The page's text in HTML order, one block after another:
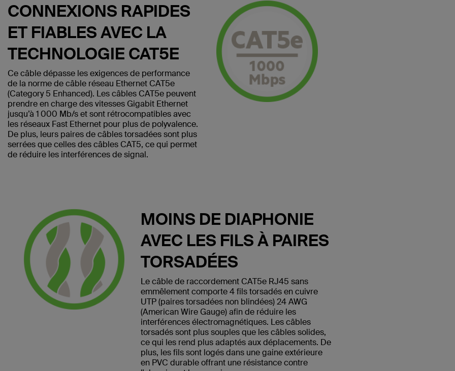
CONNEXIONS RAPIDES
ET FIABLES AVEC LA
TECHNOLOGIE CAT5E
Ce câble dépasse les exigences de performance
de la norme de câble réseau Ethernet CAT5e
(Category 5 Enhanced). Les câbles CAT5e peuvent
prendre en charge des vitesses Gigabit Ethernet
jusqu’à 1 000 Mb/s et sont rétrocompatibles avec
les réseaux Fast Ethernet pour plus de polyvalence.
De plus, leurs paires de câbles torsadées sont plus
serrées que celles des câbles CAT5, ce qui permet
de réduire les interférences de signal.
MOINS DE DIAPHONIE
AVEC LES FILS À PAIRES
TORSADÉES
Le câble de raccordement CAT5e RJ45 sans
emmêlement comporte 4 fils torsadés en cuivre
UTP (paires torsadées non blindées) 24 AWG
(American Wire Gauge) afin de réduire les
interférences électromagnétiques. Les câbles
torsadés sont plus souples que les câbles solides,
ce qui les rend plus adaptés aux déplacements. De
plus, les fils sont logés dans une gaine extérieure
en PVC durable offrant une résistance contre